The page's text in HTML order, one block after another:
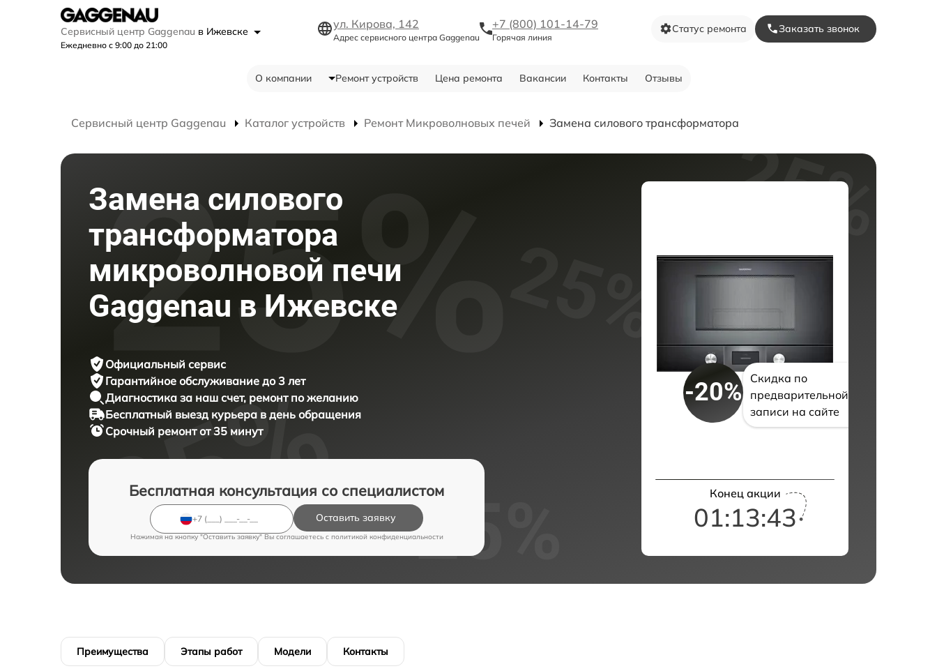
Сервисный центр Gaggenau в Ижевске
Ежедневно с 9:00 до 21:00
ул. Кирова, 142
Адрес сервисного центра Gaggenau
+7 (800) 101-14-79
Горячая линия
Статус ремонта Заказать звонок
О компании Ремонт устройств Цена ремонта Вакансии Контакты Отзывы
Сервисный центр Gaggenau Каталог устройств Ремонт Микроволновых печей Замена силового трансформатора
Замена силового
трансформатора
микроволновой печи
Gaggenau в Ижевске
Официальный сервис
Гарантийное обслуживание до 3 лет
Диагностика за наш счет, ремонт по желанию
Бесплатный выезд курьера в день обращения
Срочный ремонтот 35 минут
Бесплатная консультация со специалистом
Оставить заявку
Нажимая на кнопку "Оставить заявку" Вы соглашаетесь c политикой конфиденциальности
-20%
Скидка по
предварительной
записи на сайте
Конец акции
01:13:42
Преимущества Этапы работ Модели Контакты